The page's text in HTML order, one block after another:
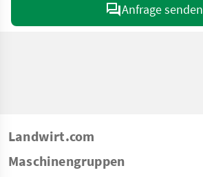
Anfrage senden
Landwirt.com
Maschinengruppen